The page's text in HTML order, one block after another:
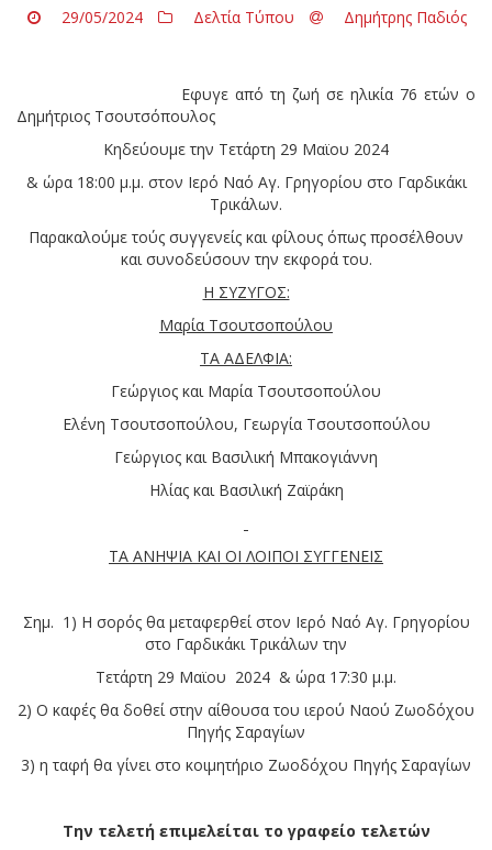
29/05/2024 Δελτία Τύπου Δημήτρης Παδιός
Eφυγε από τη ζωή σε ηλικία 76 ετών ο
Δημήτριος Τσουτσόπουλος
Κηδεύουμε την Τετάρτη 29 Μαϊου 2024
& ώρα 18:00 μ.μ. στον Ιερό Ναό Αγ. Γρηγορίου στο Γαρδικάκι
Τρικάλων.
Παρακαλούμε τούς συγγενείς και φίλους όπως προσέλθουν
και συνοδεύσουν την εκφορά του.
Η ΣΥΖΥΓΟΣ:
Μαρία Τσουτσοπούλου
ΤΑ ΑΔΕΛΦΙΑ:
Γεώργιος και Μαρία Τσουτσοπούλου
Ελένη Τσουτσοπούλου, Γεωργία Τσουτσοπούλου
Γεώργιος και Βασιλική Μπακογιάννη
Ηλίας και Βασιλική Ζαϊράκη
ΤΑ ΑΝΗΨΙΑ ΚΑΙ ΟΙ ΛΟΙΠΟΙ ΣΥΓΓΕΝΕΙΣ
Σημ. 1) Η σορός θα μεταφερθεί στον Ιερό Ναό Αγ. Γρηγορίου
στο Γαρδικάκι Τρικάλων την
Τετάρτη 29 Μαϊου 2024 & ώρα 17:30 μ.μ.
2) Ο καφές θα δοθεί στην αίθουσα του ιερού Ναού Ζωοδόχου
Πηγής Σαραγίων
3) η ταφή θα γίνει στο κοιμητήριο Ζωοδόχου Πηγής Σαραγίων
Την τελετή επιμελείται το γραφείο τελετών